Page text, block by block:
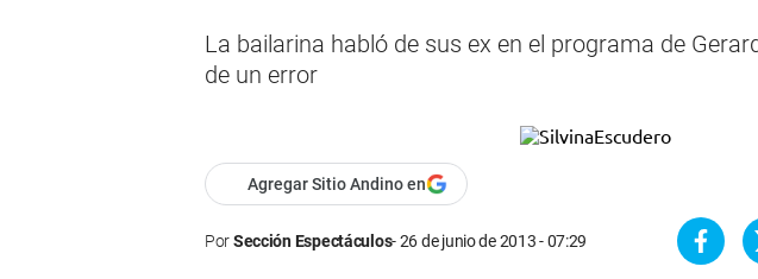
La bailarina habló de sus ex en el programa de
de un error
Agregar Sitio Andino en
PorSección Espectáculos 26 de junio de 2013 - 07:29